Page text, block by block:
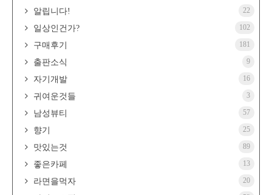
알립니다! 22
일상인건가? 102
구매후기 181
출판소식 9
자기개발 16
귀여운것들 3
남성뷰티 57
향기 25
맛있는것 89
좋은카페 13
라면을먹자 20